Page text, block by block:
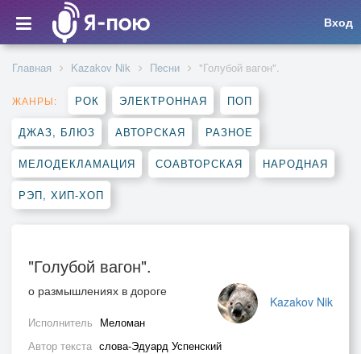
Вход
Главная Kazakov Nik Песни "Голубой вагон".
ЖАНРЫ: РОК ЭЛЕКТРОННАЯ ПОП
ДЖАЗ, БЛЮЗ АВТОРСКАЯ РАЗНОЕ
МЕЛОДЕКЛАМАЦИЯ СОАВТОРСКАЯ НАРОДНАЯ
РЭП, ХИП-ХОП
"Голубой вагон".
Kazakov Nik
о размышлениях в дороге
Исполнитель Меломан
Автор текста слова-Эдуард Успенский